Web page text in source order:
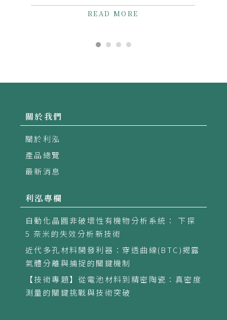
READ MORE
關於我們
關於利泓
產品總覽
最新消息
利泓專欄
自動化晶圓非破壞性有機物分析系統： 下探
5 奈米的失效分析新技術
近代多孔材料開發利器：穿透曲線(BTC)揭露
氣體分離與捕捉的關鍵機制
【技術專題】從電池材料到精密陶瓷：真密度
測量的關鍵挑戰與技術突破